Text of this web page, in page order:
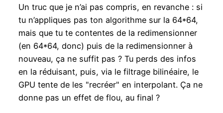
Un truc que je n’ai pas compris, en revanche : si
tu n’appliques pas ton algorithme sur la 64*64,
mais que tu te contentes de la redimensionner
(en 64*64, donc) puis de la redimensionner à
nouveau, ça ne suffit pas ? Tu perds des infos
en la réduisant, puis, via le filtrage bilinéaire, le
GPU tente de les "recréer" en interpolant. Ça ne
donne pas un effet de flou, au final ?